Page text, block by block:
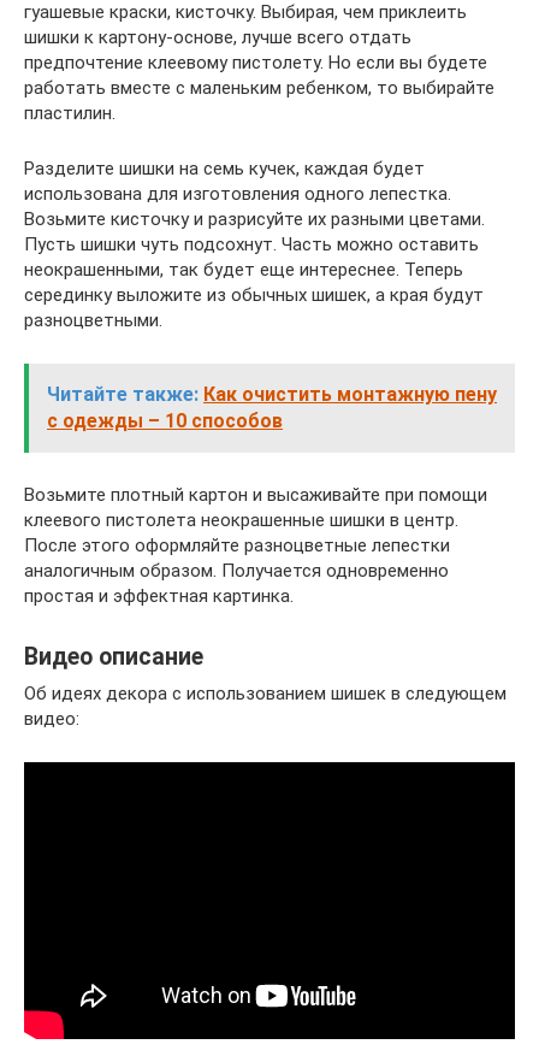
гуашевые краски, кисточку. Выбирая, чем приклеить
шишки к картону-основе, лучше всего отдать
предпочтение клеевому пистолету. Но если вы будете
работать вместе с маленьким ребенком, то выбирайте
пластилин.
Разделите шишки на семь кучек, каждая будет
использована для изготовления одного лепестка.
Возьмите кисточку и разрисуйте их разными цветами.
Пусть шишки чуть подсохнут. Часть можно оставить
неокрашенными, так будет еще интереснее. Теперь
серединку выложите из обычных шишек, а края будут
разноцветными.
Читайте также: Как очистить монтажную пену
с одежды – 10 способов
Возьмите плотный картон и высаживайте при помощи
клеевого пистолета неокрашенные шишки в центр.
После этого оформляйте разноцветные лепестки
аналогичным образом. Получается одновременно
простая и эффектная картинка.
Видео описание
Об идеях декора с использованием шишек в следующем
видео: